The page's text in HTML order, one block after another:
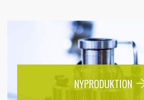
NYPRODUKTION